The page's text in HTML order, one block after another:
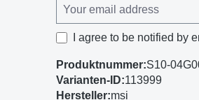
I agree to be notified by
Produktnummer:S10-
Varianten-ID:113999
Hersteller:msi